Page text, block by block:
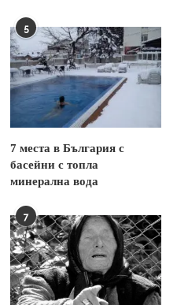
5
7 места в България с
басейни с топла
минерална вода
7